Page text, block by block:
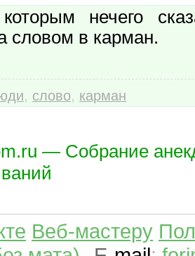
нечего
словом в карман.
, слово, карман
— Собрание
Веб-мастеру